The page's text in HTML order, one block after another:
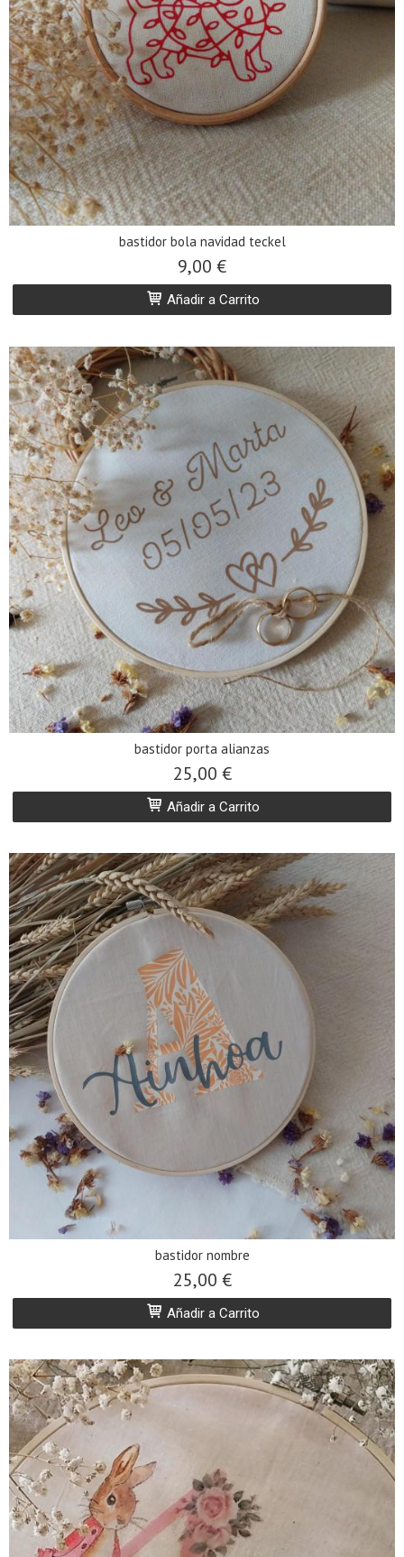
bastidor bola navidad teckel
9,00 €
Añadir a Carrito
bastidor porta alianzas
25,00 €
Añadir a Carrito
bastidor nombre
25,00 €
Añadir a Carrito